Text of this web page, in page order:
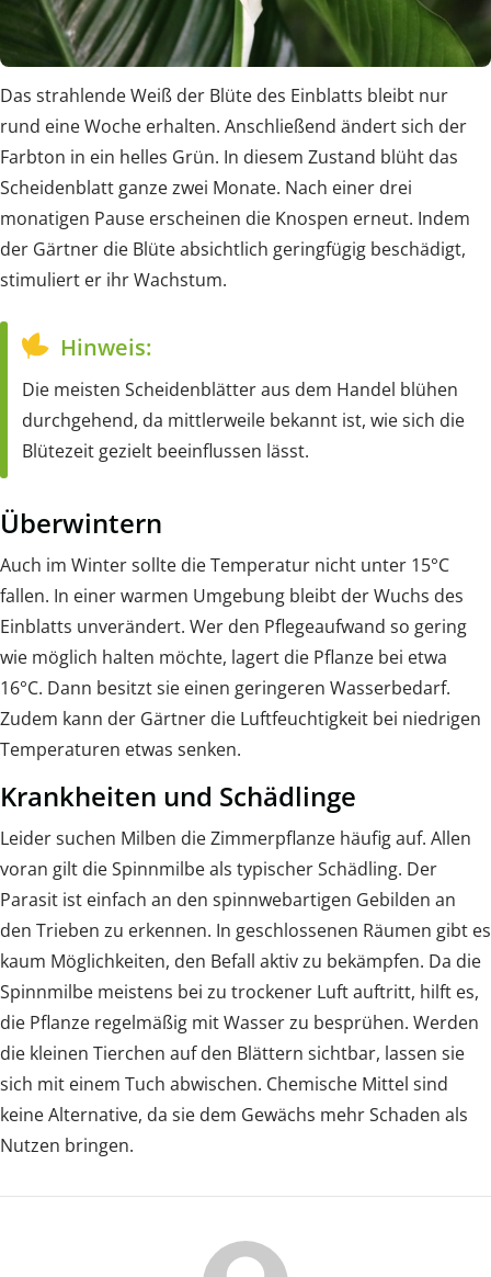
Das strahlende Weiß der Blüte des Einblatts bleibt nur
rund eine Woche erhalten. Anschließend ändert sich der
Farbton in ein helles Grün. In diesem Zustand blüht das
Scheidenblatt ganze zwei Monate. Nach einer drei
monatigen Pause erscheinen die Knospen erneut. Indem
der Gärtner die Blüte absichtlich geringfügig beschädigt,
stimuliert er ihr Wachstum.
Hinweis:
Die meisten Scheidenblätter aus dem Handel blühen
durchgehend, da mittlerweile bekannt ist, wie sich die
Blütezeit gezielt beeinflussen lässt.
Überwintern
Auch im Winter sollte die Temperatur nicht unter 15°C
fallen. In einer warmen Umgebung bleibt der Wuchs des
Einblatts unverändert. Wer den Pflegeaufwand so gering
wie möglich halten möchte, lagert die Pflanze bei etwa
16°C. Dann besitzt sie einen geringeren Wasserbedarf.
Zudem kann der Gärtner die Luftfeuchtigkeit bei niedrigen
Temperaturen etwas senken.
Krankheiten und Schädlinge
Leider suchen Milben die Zimmerpflanze häufig auf. Allen
voran gilt die Spinnmilbe als typischer Schädling. Der
Parasit ist einfach an den spinnwebartigen Gebilden an
den Trieben zu erkennen. In geschlossenen Räumen gibt es
kaum Möglichkeiten, den Befall aktiv zu bekämpfen. Da die
Spinnmilbe meistens bei zu trockener Luft auftritt, hilft es,
die Pflanze regelmäßig mit Wasser zu besprühen. Werden
die kleinen Tierchen auf den Blättern sichtbar, lassen sie
sich mit einem Tuch abwischen. Chemische Mittel sind
keine Alternative, da sie dem Gewächs mehr Schaden als
Nutzen bringen.